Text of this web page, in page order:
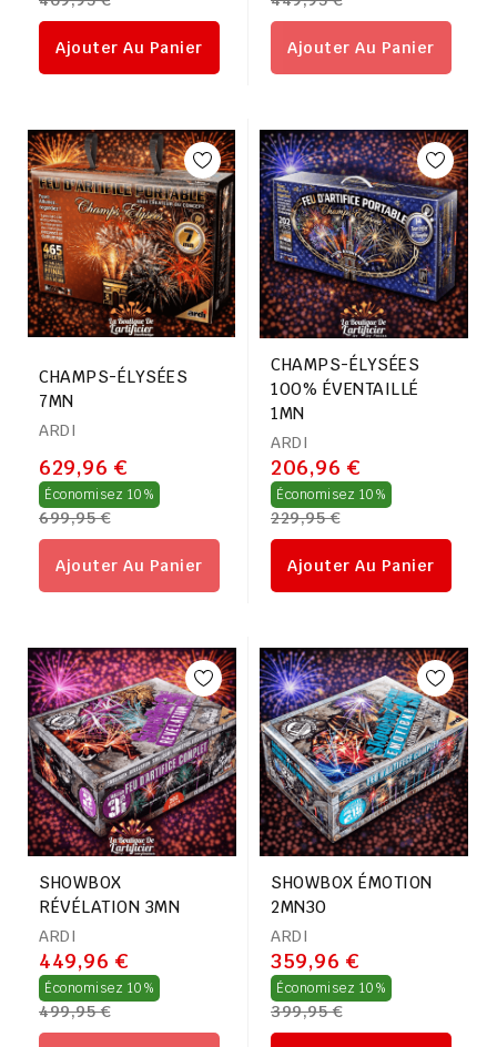
régulier
Ajouter Au Panier
régulier
Ajouter Au Panier
CHAMPS-ÉLYSÉES
7MN
ARDI
629,96 €
Économisez 10% Prix
régulier
699,95 €
Ajouter Au Panier
CHAMPS-ÉLYSÉES
100% ÉVENTAILLÉ
1MN
ARDI
206,96 €
Économisez 10% Prix
régulier
229,95 €
Ajouter Au Panier
SHOWBOX
RÉVÉLATION 3MN
ARDI
449,96 €
Économisez 10% Prix
régulier
499,95 €
SHOWBOX ÉMOTION
2MN30
ARDI
359,96 €
Économisez 10% Prix
régulier
399,95 €